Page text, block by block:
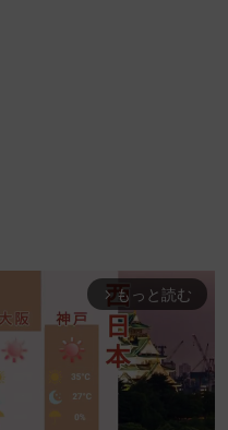
arrow_forward_ios もっと読む